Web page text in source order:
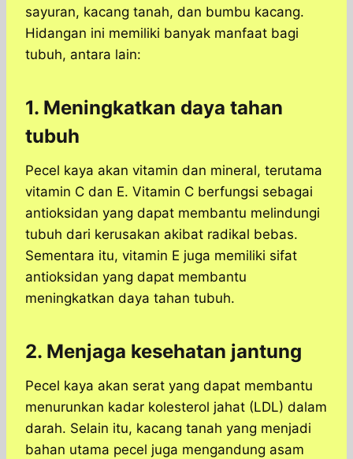
sayuran, kacang tanah, dan bumbu kacang.
Hidangan ini memiliki banyak manfaat bagi
tubuh, antara lain:
1. Meningkatkan daya tahan
tubuh
Pecel kaya akan vitamin dan mineral, terutama
vitamin C dan E. Vitamin C berfungsi sebagai
antioksidan yang dapat membantu melindungi
tubuh dari kerusakan akibat radikal bebas.
Sementara itu, vitamin E juga memiliki sifat
antioksidan yang dapat membantu
meningkatkan daya tahan tubuh.
2. Menjaga kesehatan jantung
Pecel kaya akan serat yang dapat membantu
menurunkan kadar kolesterol jahat (LDL) dalam
darah. Selain itu, kacang tanah yang menjadi
bahan utama pecel juga mengandung asam